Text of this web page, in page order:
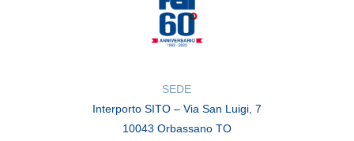
SEDE
Interporto SITO – Via San Luigi, 7
10043 Orbassano TO